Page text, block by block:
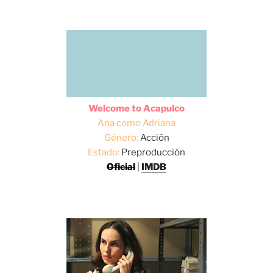
Welcome to Acapulco
Ana como Adriana
Género:Acción
Estado: Preproducción
Oficial
IMDB